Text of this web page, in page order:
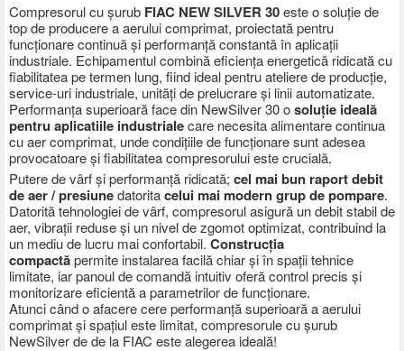
Compresorul cu șurub FIAC NEW SILVER 30este o soluție de
top de producere a aerului comprimat, proiectată pentru
funcționare continuă și performanță constantă în aplicații
industriale. Echipamentul combină eficiența energetică ridicată cu
fiabilitatea pe termen lung, fiind ideal pentru ateliere de producție,
service-uri industriale, unități de prelucrare și linii automatizate.
Performanța superioară face din NewSilver 30 osoluție ideală
pentru aplicatiile industrialecare necesita alimentare continua
cu aer comprimat, unde condițiile de funcționare sunt adesea
provocatoare și fiabilitatea compresorului este crucială.
Putere de vârf și performanță ridicată; cel mai bun raport debit
de aer / presiunedatoritacelui mai modern grup de pompare.
Datorită tehnologiei de vârf, compresorul asigură un debit stabil de
aer, vibrații reduse și un nivel de zgomot optimizat, contribuind la
un mediu de lucru mai confortabil. Construcția
compactăpermite instalarea facilă chiar și în spații tehnice
limitate, iar panoul de comandă intuitiv oferă control precis și
monitorizare eficientă a parametrilor de funcționare.
Atunci când o afacere cere performanță superioară a aerului
comprimat și spațiul este limitat, compresorule cu șurub
NewSilver de de la FIAC este alegerea ideală!